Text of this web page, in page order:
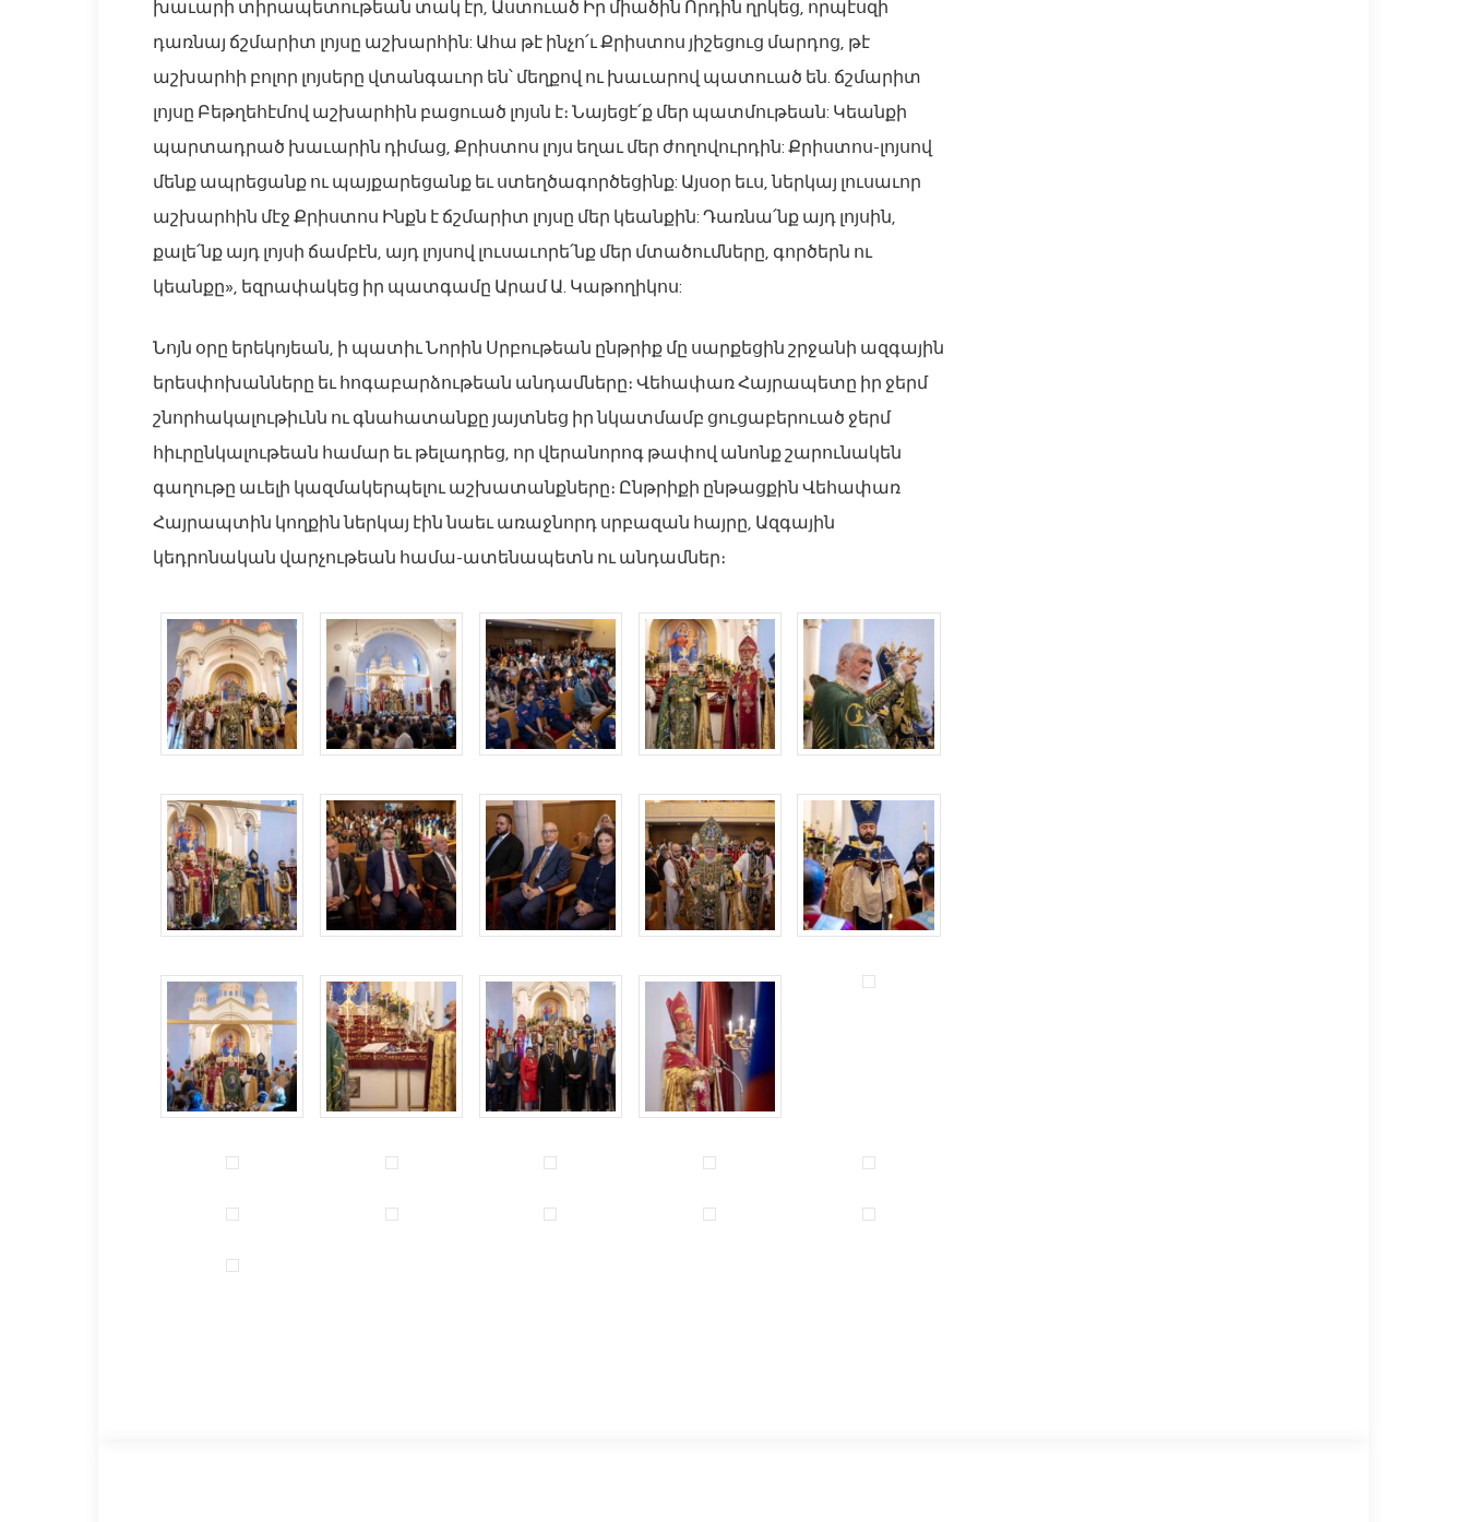
խաւարի տիրապետութեան տակ էր, Աստուած Իր միածին Որդին ղրկեց, որպէսզի
դառնայ ճշմարիտ լոյսը աշխարհին: Ահա թէ ինչո՛ւ Քրիստոս յիշեցուց մարդոց, թէ
աշխարհի բոլոր լոյսերը վտանգաւոր են՝ մեղքով ու խաւարով պատուած են. ճշմարիտ
լոյսը Բեթղեհէմով աշխարհին բացուած լոյսն է։ Նայեցէ՛ք մեր պատմութեան: Կեանքի
պարտադրած խաւարին դիմաց, Քրիստոս լոյս եղաւ մեր ժողովուրդին: Քրիստոս-լոյսով
մենք ապրեցանք ու պայքարեցանք եւ ստեղծագործեցինք: Այսօր եւս, ներկայ լուսաւոր
աշխարհին մէջ Քրիստոս Ինքն է ճշմարիտ լոյսը մեր կեանքին: Դառնա՛նք այդ լոյսին,
քալե՛նք այդ լոյսի ճամբէն, այդ լոյսով լուսաւորե՛նք մեր մտածումները, գործերն ու
կեանքը», եզրափակեց իր պատգամը Արամ Ա. Կաթողիկոս:
Նոյն օրը երեկոյեան, ի պատիւ Նորին Սրբութեան ընթրիք մը սարքեցին շրջանի ազգային
երեսփոխանները եւ հոգաբարձութեան անդամները։ Վեհափառ Հայրապետը իր ջերմ
շնորհակալութիւնն ու գնահատանքը յայտնեց իր նկատմամբ ցուցաբերուած ջերմ
հիւրընկալութեան համար եւ թելադրեց, որ վերանորոգ թափով անոնք շարունակեն
գաղութը աւելի կազմակերպելու աշխատանքները։ Ընթրիքի ընթացքին Վեհափառ
Հայրապտին կողքին ներկայ էին նաեւ առաջնորդ սրբազան հայրը, Ազգային
կեդրոնական վարչութեան համա-ատենապետն ու անդամներ։